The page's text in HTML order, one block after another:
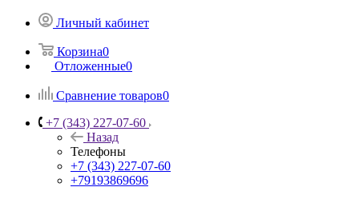
Личный кабинет
Корзина0
Отложенные0
Сравнение товаров0
+7 (343) 227-07-60
Назад
Телефоны
+7 (343) 227-07-60
+79193869696